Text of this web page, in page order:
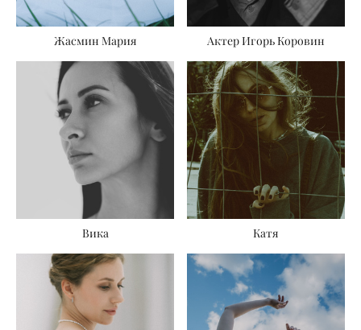
Жасмин Мария Актер Игорь Коровин
Вика Катя